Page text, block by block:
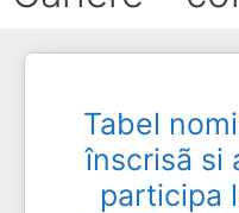
Tabel
înscrisã si
participa